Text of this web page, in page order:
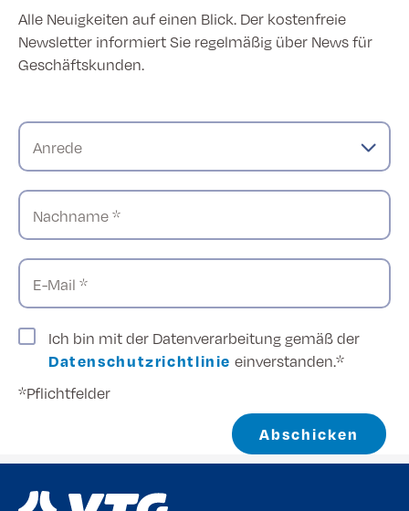
Alle Neuigkeiten auf einen Blick. Der kostenfreie
Newsletter informiert Sie regelmäßig über News für
Geschäftskunden.
Anrede
Nachname *
E-Mail *
Ich bin mit der Datenverarbeitung gemäß der
Datenschutzrichtlinie einverstanden.*
*Pflichtfelder
Abschicken